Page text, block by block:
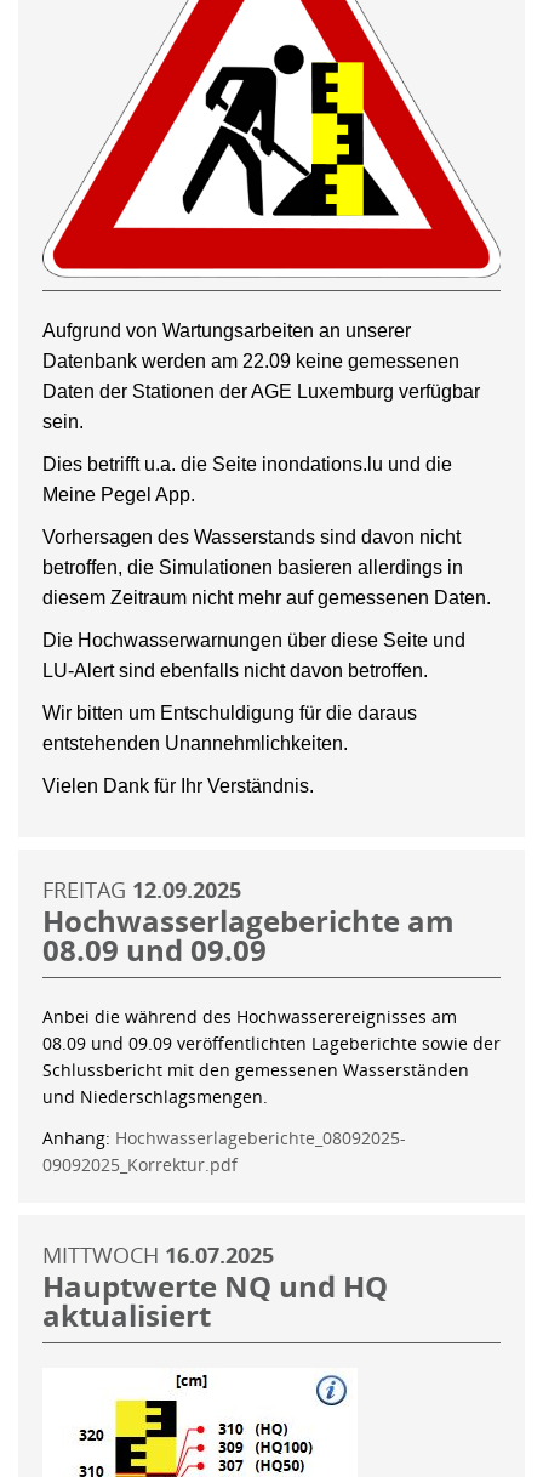
Aufgrund von Wartungsarbeiten an unserer
Datenbank werden am 22.09 keine gemessenen
Daten der Stationen der AGE Luxemburg verfügbar
sein.
Dies betrifft u.a. die Seite inondations.lu und die
Meine Pegel App.
Vorhersagen des Wasserstands sind davon nicht
betroffen, die Simulationen basieren allerdings in
diesem Zeitraum nicht mehr auf gemessenen Daten.
Die Hochwasserwarnungen über diese Seite und
LU-Alert sind ebenfalls nicht davon betroffen.
Wir bitten um Entschuldigung für die daraus
entstehenden Unannehmlichkeiten.
Vielen Dank für Ihr Verständnis.
FREITAG 12.09.2025
Hochwasserlageberichte am
08.09 und 09.09
Anbei die während des Hochwasserereignisses am
08.09 und 09.09 veröffentlichten Lageberichte sowie der
Schlussbericht mit den gemessenen Wasserständen
und Niederschlagsmengen.
Anhang: Hochwasserlageberichte_08092025-
09092025_Korrektur.pdf
MITTWOCH 16.07.2025
Hauptwerte NQ und HQ
aktualisiert